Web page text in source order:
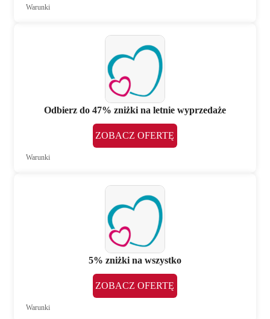
Warunki
Odbierz do 47% zniżki na letnie wyprzedaże
ZOBACZ OFERTĘ
Warunki
5% zniżki na wszystko
ZOBACZ OFERTĘ
Warunki